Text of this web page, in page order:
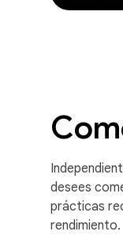
desees
prácticas
rendimiento.